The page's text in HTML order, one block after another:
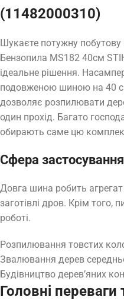
(11482000310)
Шукаєте потужну побутову
Бензопила MS182 40см
ідеальне рішення.
подовженою шиною на 40
дозволяє розпилювати
один прохід. Багато
обирають саме цю
Сфера застосування
Довга шина робить
заготівлі дров. Крім того,
роботі.
Розпилювання товстих
Звалювання дерев
Будівництво дерев’яних
Головні